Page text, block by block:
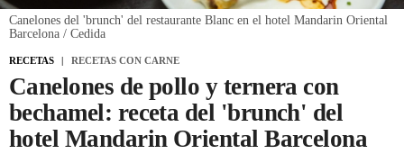
CUADERNO DE VIAJE
TRADICIÓN
MENÚ DEL DÍA
A CUCHILLO
RECETAS RECETAS CON CARNE
Canelones de pollo y ternera con
bechamel: receta del 'brunch' del
hotel Mandarin Oriental Barcelona
Canelones del 'brunch' del restaurante Blanc en el hotel Mandarin Oriental
Barcelona / Cedida